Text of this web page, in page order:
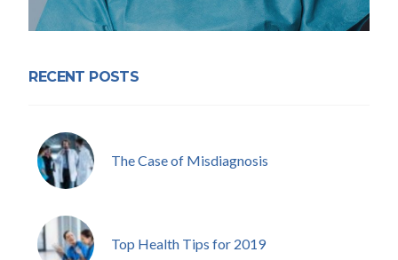
RECENT POSTS
The Case of Misdiagnosis
Top Health Tips for 2019